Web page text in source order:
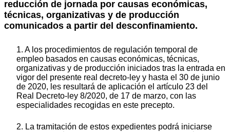
reducción de jornada por causas económicas,
técnicas, organizativas y de producción
comunicados a partir del desconfinamiento.
1. A los procedimientos de regulación temporal de
empleo basados en causas económicas, técnicas,
organizativas y de producción iniciados tras la entrada en
vigor del presente real decreto-ley y hasta el 30 de junio
de 2020, les resultará de aplicación el artículo 23 del
Real Decreto-ley 8/2020, de 17 de marzo, con las
especialidades recogidas en este precepto.
2. La tramitación de estos expedientes podrá iniciarse